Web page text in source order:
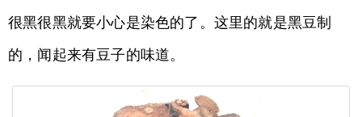
很黑很黑就要小心是染色的了。这里的就是黑豆制
的，闻起来有豆子的味道。